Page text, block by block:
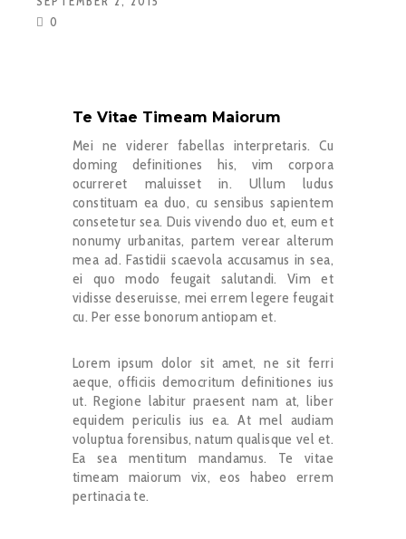
0
Te Vitae Timeam Maiorum
Mei ne viderer fabellas interpretaris. Cu
doming definitiones his, vim corpora
ocurreret maluisset in. Ullum ludus
constituam ea duo, cu sensibus sapientem
consetetur sea. Duis vivendo duo et, eum et
nonumy urbanitas, partem verear alterum
mea ad. Fastidii scaevola accusamus in sea,
ei quo modo feugait salutandi. Vim et
vidisse deseruisse, mei errem legere feugait
cu. Per esse bonorum antiopam et.
Lorem ipsum dolor sit amet, ne sit ferri
aeque, officiis democritum definitiones ius
ut. Regione labitur praesent nam at, liber
equidem periculis ius ea. At mel audiam
voluptua forensibus, natum qualisque vel et.
Ea sea mentitum mandamus. Te vitae
timeam maiorum vix, eos habeo errem
pertinacia te.